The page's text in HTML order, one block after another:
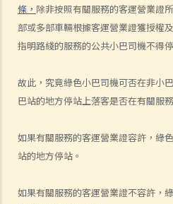
條， 除非按照有關服務的客運營業證
部或多部車輛根據客運營業證獲授權
指明路綫的服務的公共小巴司機不得
故此，究竟綠色小巴司機可否在非小
巴站的地方停站上落客是否在有關服
如果有關服務的客運營業證容許，綠
站的地方停站。
如果有關服務的客運營業證不容許，
危險駕駛
1. 「危險」
2. 「對一個合格而謹慎的駕駛人而言
3. 危險駕駛的典型例子
b. 蓄意衝紅燈
c. 嚴重超速
4. 如何證明危險駕駛